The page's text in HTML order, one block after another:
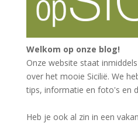
Welkom op onze blog!
Onze website staat
over het mooie Sicilië. We
tips, informatie en foto's en
Heb je ook al zin in een